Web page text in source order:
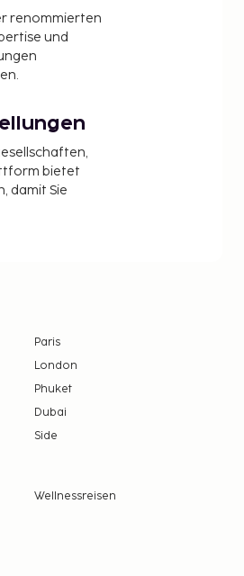
renommierten
und
bietet
damit Sie
Paris
London
Phuket
Dubai
Side
Wellnessreisen